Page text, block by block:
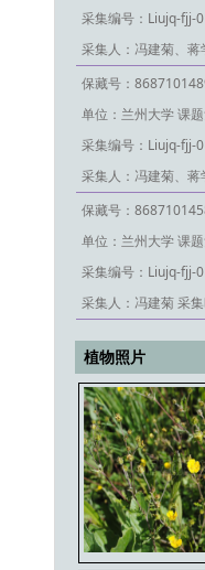
采集编号：Liujq-fjj-
采集人：冯建菊、蒋
保藏号：
单位：兰州大学 课
采集编号：Liujq-fjj-
采集人：冯建菊、蒋
保藏号：
单位：兰州大学 课
采集编号：Liujq-fjj-
采集人：冯建菊 采
植物照片